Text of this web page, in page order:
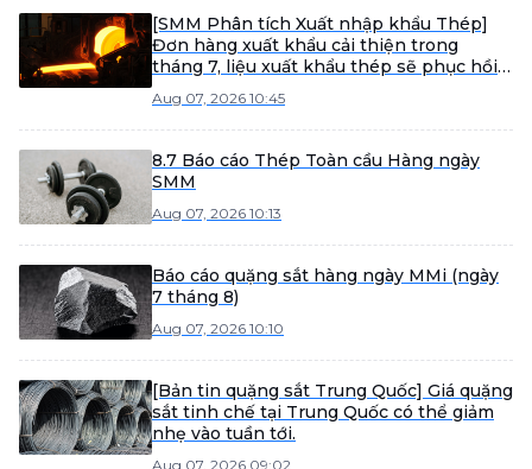
[SMM Phân tích Xuất nhập khẩu Thép]
Đơn hàng xuất khẩu cải thiện trong
tháng 7, liệu xuất khẩu thép sẽ phục hồi
Aug 07, 2026 10:45
8.7 Báo cáo Thép Toàn cầu Hàng ngày
SMM
Aug 07, 2026 10:13
Báo cáo quặng sắt hàng ngày MMi (ngày
7 tháng 8)
Aug 07, 2026 10:10
[Bản tin quặng sắt Trung Quốc] Giá quặng
sắt tinh chế tại Trung Quốc có thể giảm
nhẹ vào tuần tới.
Aug 07, 2026 09:02